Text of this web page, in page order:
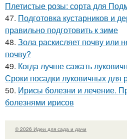
Плетистые розы: сорта для
47. Подготовка кустарников и
правильно подготовить к зиме
48. Зола раскисляет почву или
почву?
49. Когда лучше сажать
Сроки посадки луковичных для
50. Ирисы болезни и лечение.
болезнями ирисов
© 2026 Идеи для сада и дачи